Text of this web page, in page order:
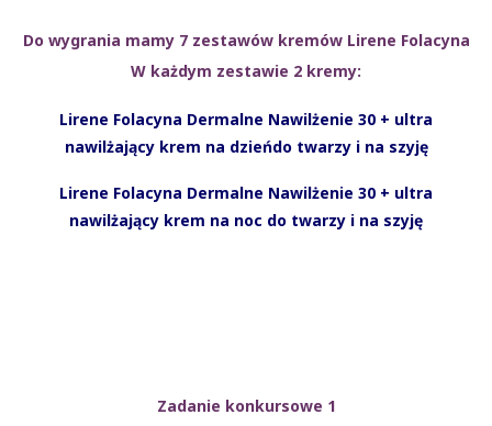
Do wygrania mamy 7 zestawów kremów Lirene Folacyna
W każdym zestawie 2 kremy:
Lirene Folacyna Dermalne Nawilżenie 30 + ultra
nawilżający krem na dzieńdo twarzy i na szyję
Lirene Folacyna Dermalne Nawilżenie 30 + ultra
nawilżający krem na noc do twarzy i na szyję
Zadanie konkursowe 1